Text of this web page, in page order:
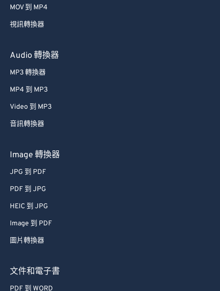
MOV 到 MP4
視訊轉換器
Audio 轉換器
MP3 轉換器
MP4 到 MP3
Video 到 MP3
音訊轉換器
Image 轉換器
JPG 到 PDF
PDF 到 JPG
HEIC 到 JPG
Image 到 PDF
圖片轉換器
文件和電子書
PDF 到 WORD